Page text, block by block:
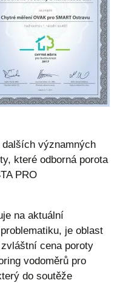
významných
které odborná porota
PRO
na aktuální
je oblast
cena poroty
vodoměrů pro
do soutěže